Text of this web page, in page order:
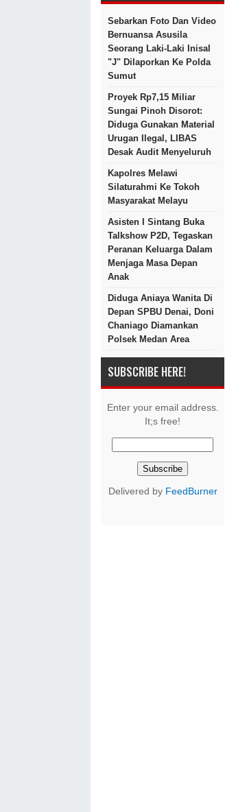
Sebarkan Foto Dan Video
Bernuansa Asusila
Seorang Laki-Laki Inisal
"J" Dilaporkan Ke Polda
Sumut
Proyek Rp7,15 Miliar
Sungai Pinoh Disorot:
Diduga Gunakan Material
Urugan Ilegal, LIBAS
Desak Audit Menyeluruh
Kapolres Melawi
Silaturahmi Ke Tokoh
Masyarakat Melayu
Asisten I Sintang Buka
Talkshow P2D, Tegaskan
Peranan Keluarga Dalam
Menjaga Masa Depan
Anak
Diduga Aniaya Wanita Di
Depan SPBU Denai, Doni
Chaniago Diamankan
Polsek Medan Area
SUBSCRIBE HERE!
Enter your email address.
It;s free!
Delivered by FeedBurner